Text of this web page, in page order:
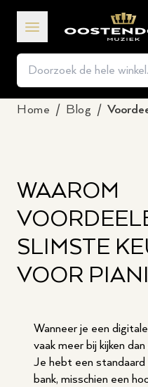
Home / Blog /
WAAROM
SLIMSTE
VOOR
Wanneer je een
vaak meer bij kijken
Je hebt een
bank, misschien een